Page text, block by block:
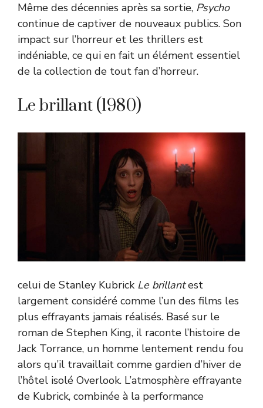
Même des décennies après sa sortie, Psycho
continue de captiver de nouveaux publics. Son
impact sur l’horreur et les thrillers est
indéniable, ce qui en fait un élément essentiel
de la collection de tout fan d’horreur.
Le brillant (1980)
celui de Stanley Kubrick Le brillantest
largement considéré comme l’un des films les
plus effrayants jamais réalisés. Basé sur le
roman de Stephen King, il raconte l’histoire de
Jack Torrance, un homme lentement rendu fou
alors qu’il travaillait comme gardien d’hiver de
l’hôtel isolé Overlook. L’atmosphère effrayante
de Kubrick, combinée à la performance